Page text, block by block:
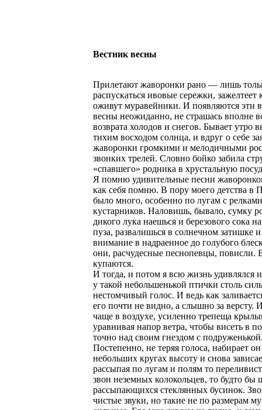
Вестник весны
Прилетают жаворонки рано — лишь
распускаться ивовые сережки,
оживут муравейники. И появляются эти
весны неожиданно, не страшась вполне
возврата холодов и снегов. Бывает утро
тихим восходом солнца, и вдруг о себе
жаворонки громкими и мелодичными
звонких трелей. Словно бойко забила
«спавшего» родника в хрустальную
Я помню удивительные песни
как себя помню. В пору моего детства в
было много, особенно по лугам с
кустарников. Наловишь, бывало, сумку
дикого лука наешься и березового сока
пуза, развалишься в солнечном затишке
внимание в надраенное до голубого
они, расчудесные песнопевцы, повисли.
купаются.
И тогда, и потом я всю жизнь удивлялся
у такой небольшенькой птички столь
нестомчивый голос. И ведь как
его почти не видно, а слышно за версту.
чаще в воздухе, усиленно трепеща
уравнивая напор ветра, чтобы висеть в
точно над своим гнездом с
Постепенно, не теряя голоса, набирает
небольших кругах высоту и снова
рассыпая по лугам и полям то
звон неземных колокольцев, то будто бы
рассыпающихся стеклянных бусинок.
чистые звуки, но такие не по размерам